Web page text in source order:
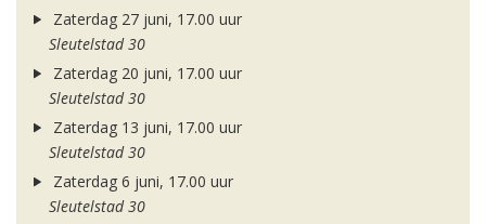
Zaterdag 27 juni, 17.00 uur
Sleutelstad 30
Zaterdag 20 juni, 17.00 uur
Sleutelstad 30
Zaterdag 13 juni, 17.00 uur
Sleutelstad 30
Zaterdag 6 juni, 17.00 uur
Sleutelstad 30